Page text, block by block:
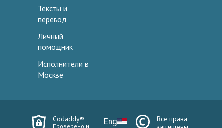
Тексты и
перевод
Личный
помощник
Исполнители в
Москве
Godaddy®
Проверено и Eng
Все права